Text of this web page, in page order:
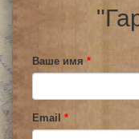
Ваше имя *
Email *